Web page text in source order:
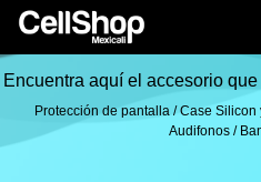
Encuentra aquí el accesorio
Protección de pantalla / Case
Audifonos /